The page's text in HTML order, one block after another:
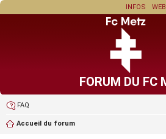
INFOS
FORUM DU FC
FAQ
Accueil du forum